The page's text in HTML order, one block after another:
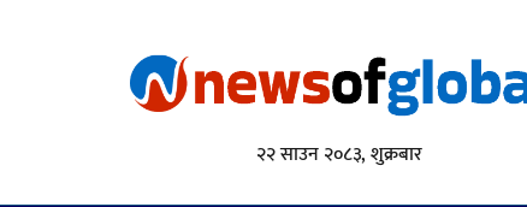
२२ साउन २०८३, शुक्रबार